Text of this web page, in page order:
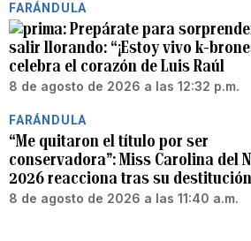
FARÁNDULA
Prepárate para
salir llorando: “¡Estoy vivo k-
celebra el corazón de Luis Raúl
8 de agosto de 2026 a las 12:32 p.m.
FARÁNDULA
“Me quitaron el título por ser
conservadora”: Miss Carolina del
2026 reacciona tras su destitución
8 de agosto de 2026 a las 11:40 a.m.